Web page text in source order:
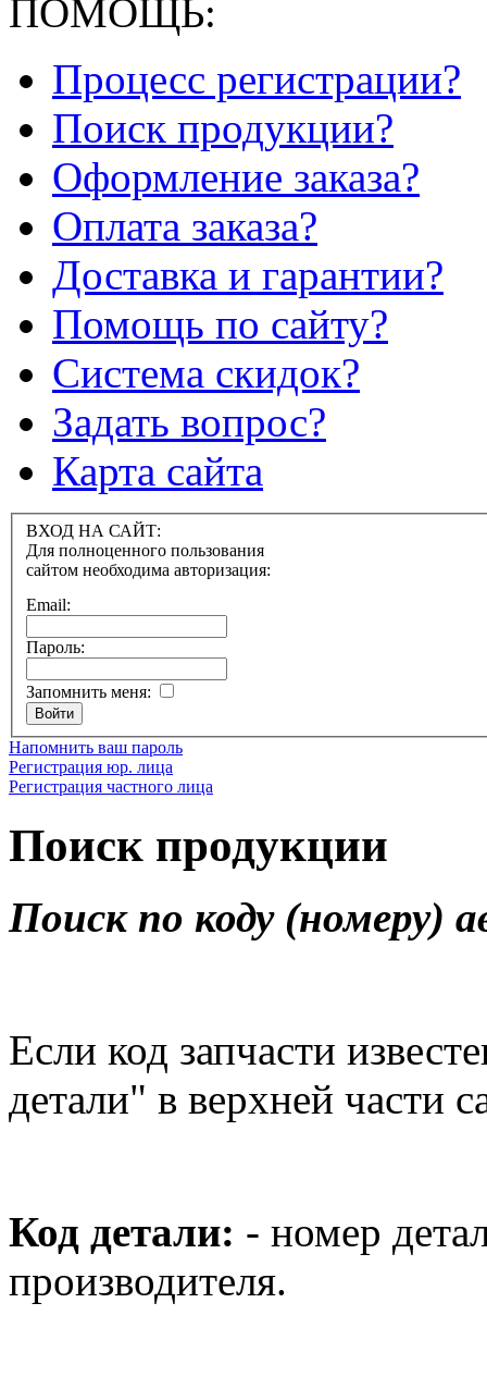
ПОМОЩЬ:
Процесс регистрации?
Поиск продукции?
Оформление заказа?
Оплата заказа?
Доставка и гарантии?
Помощь по сайту?
Система скидок?
Задать вопрос?
Карта сайта
ВХОД НА САЙТ:
Для полноценного пользования
сайтом необходима авторизация:
Email:
Пароль:
Запомнить меня:
Войти
Напомнить ваш пароль
Регистрация юр. лица
Регистрация частного лица
Поиск продукции
Поиск по коду (номеру)
Если код запчасти
детали" в верхней части
Код детали: - номер
производителя.